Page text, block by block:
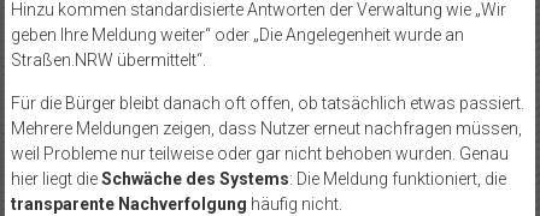
Hinzu kommen standardisierte Antworten der Verwaltung wie „Wir
geben Ihre Meldung weiter“ oder „Die Angelegenheit wurde an
Straßen.NRW übermittelt“.
Für die Bürger bleibt danach oft offen, ob tatsächlich etwas passiert.
Mehrere Meldungen zeigen, dass Nutzer erneut nachfragen müssen,
weil Probleme nur teilweise oder gar nicht behoben wurden. Genau
hier liegt dieSchwäche des Systems: Die Meldung funktioniert, die
transparente Nachverfolgung häufig nicht.